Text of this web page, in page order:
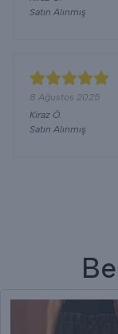
Satın Alınmış
8 Ağustos 2025
Kiraz Ö.
Satın Alınmış